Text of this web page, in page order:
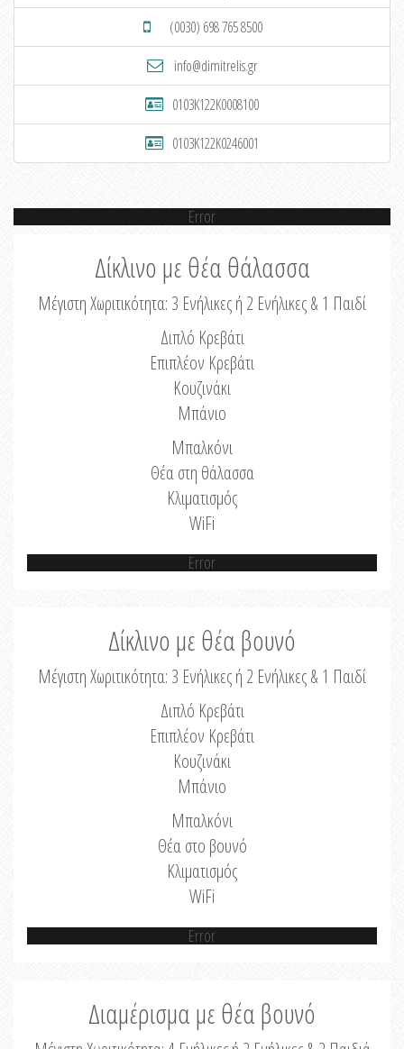
(0030) 698 765 8500
info@dimitrelis.gr
0103K122K0008100
0103K122K0246001
Error
Δίκλινο με θέα θάλασσα
Μέγιστη Χωριτικότητα: 3 Ενήλικες ή 2 Ενήλικες & 1 Παιδί
Διπλό Κρεβάτι
Επιπλέον Κρεβάτι
Κουζινάκι
Μπάνιο
Μπαλκόνι
Θέα στη θάλασσα
Κλιματισμός
WiFi
Error
Δίκλινο με θέα βουνό
Μέγιστη Χωριτικότητα: 3 Ενήλικες ή 2 Ενήλικες & 1 Παιδί
Διπλό Κρεβάτι
Επιπλέον Κρεβάτι
Κουζινάκι
Μπάνιο
Μπαλκόνι
Θέα στο βουνό
Κλιματισμός
WiFi
Error
Διαμέρισμα με θέα βουνό